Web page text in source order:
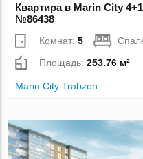
Квартира в Marin City
№86438
Комнат:5
Площадь:253.76 м²
Marin City Trabzon